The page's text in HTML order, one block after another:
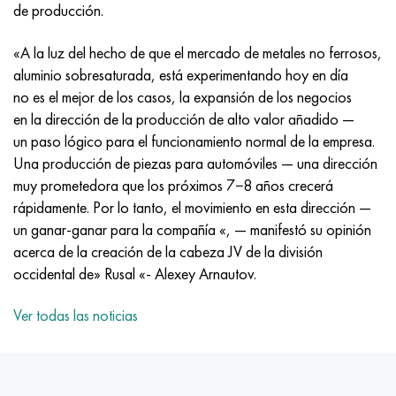
de producción.
«A la luz del hecho de que el mercado de metales no ferrosos,
aluminio sobresaturada, está experimentando hoy en día
no es el mejor de los casos, la expansión de los negocios
en la dirección de la producción de alto valor añadido —
un paso lógico para el funcionamiento normal de la empresa.
Una producción de piezas para automóviles — una dirección
muy prometedora que los próximos 7−8 años crecerá
rápidamente. Por lo tanto, el movimiento en esta dirección —
un ganar-ganar para la compañía «, — manifestó su opinión
acerca de la creación de la cabeza JV de la división
occidental de» Rusal «- Alexey Arnautov.
Ver todas las noticias
Incotherm
incotest
Jette M152
Cobalto 6B
maraging 250
René 41
Maraging 300
Maraging 350
47ND
47НХР
49KF
49K2F, 49K2FA-VI
Aleación 50N
Aleación 50NP
50NHS
Aleación 52N
HN62VMYUT
HN62MVKYU
HN63MB
XN65VM
KhN65VMTYu
KhN67MVTYu
KhN68VKTYU
KhN68VMTYUK-vd
VT-35
PT-1M
PT-3V
PT-7M
2B
SPT-2 sv
A LAS 3
3M
1.4466 - AISI 310MoLn
Aleación Al6xn
15-7Ph® - 1.4532
PH 13-8 meses - 1.4534
1.4542 - 17-4Ph®
Custom 455® - 1.4543 - uns s45500
1.4545 - 15-5Ph®
1.4548 - 17-4Ph®
10X17H13M3T
10X18N18Yu4D
11X11N2V2MF
12Х18Н9Т
13X11N2V2MF
15x11mf
15х12vnmf
15Х12Н2MVFAB
2,0872, CuNi10Fe1Mn, Cw352h
Bronce aluminio silicio
CW301G, C64200
bronce de silicio
C65500, CuAl11Fe3
C65620, CuSi3Fe2Zn3
C65100, CuSi1.5
Bronce estaño-plomo
latón rojo
C84400, CuSn2ZnPb
C83600, CuSn5ZnPb
45G2, 45g2, AISI 1144
Aleación de acero estructural
10g2, 10g2, AISI 1513
12X2H4A, 15NiCr13, 1.5752
AC14, 11SMnPb30
20G, 20mn5
20XH3A, AISI 4320, 20hn3a
20HM, 24CrMo5, 20hm
Р6М5, 1.3343, hs6-5-2, sw7m
Р6М5К5, 1.3243, hs6-5-2-5
R6M5F3, 1.3344, hs6-5-3
9М4К8,1.3207
R12F3, 1.3318, sw12
P18, 1,3355, hs18-0-1, sw18
Acero carbono
10,1.1645, C105W1